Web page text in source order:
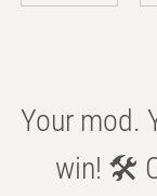
Your mod.
win! 🛠️